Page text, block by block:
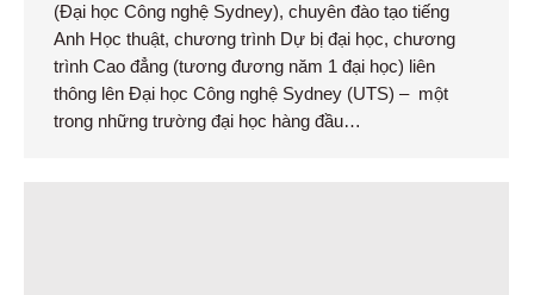
(Đại học Công nghệ Sydney), chuyên đào tạo tiếng
Anh Học thuật, chương trình Dự bị đại học, chương
trình Cao đẳng (tương đương năm 1 đại học) liên
thông lên Đại học Công nghệ Sydney (UTS) – một
trong những trường đại học hàng đầu…